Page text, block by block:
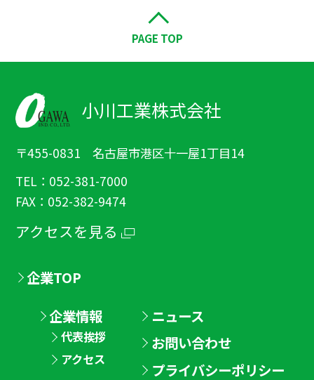
PAGE TOP
小川工業株式会社
〒455-0831 名古屋市港区十一屋1丁目14
TEL：052-381-7000
FAX：052-382-9474
アクセスを見る
企業TOP
企業情報
代表挨拶
アクセス
ニュース
お問い合わせ
プライバシーポリシー